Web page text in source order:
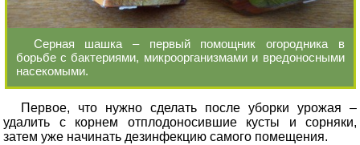
Серная шашка – первый помощник огородника в
борьбе с бактериями, микроорганизмами и вредоносными
насекомыми.
Первое, что нужно сделать после уборки урожая –
удалить с корнем отплодоносившие кусты и сорняки,
затем уже начинать дезинфекцию самого помещения.